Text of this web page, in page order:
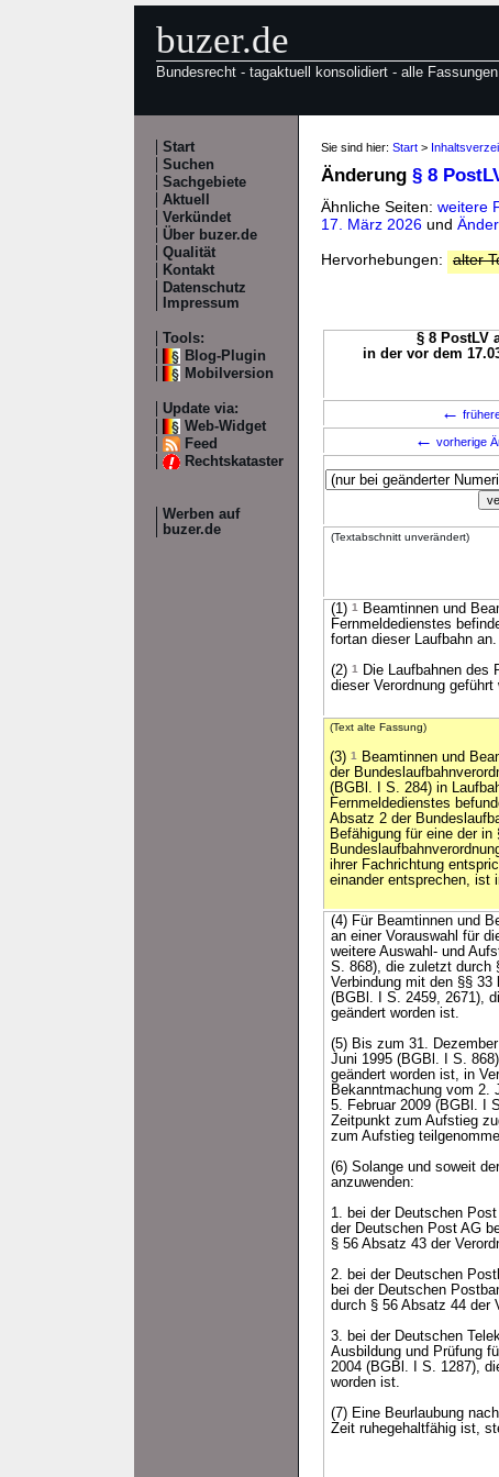
buzer.de
Bundesrecht - tagaktuell konsolidiert - alle
Start
Suchen
Sachgebiete
Aktuell
Verkündet
Über buzer.de
Qualität
Kontakt
Datenschutz
Impressum
Tools:
Blog-Plugin
Mobilversion
Update via:
Web-Widget
Feed
Rechtskataster
Werben auf
buzer.de
Sie sind hier: Start >
Änderung § 8
Ähnliche Seiten: weitere
17. März 2026 und
Hervorhebungen:
alter
§ 8 PostLV
in der vor dem
←
← vorherige
(Textabschnitt unverändert)
(1) 1
Beamtinnen und
Fernmeldedienstes
fortan dieser Laufbahn an.
(2) 1 Die Laufbahnen des
dieser Verordnung
(Text alte Fassung)
(3) 1
Beamtinnen und
der
(BGBl. I S. 284) in
Fernmeldedienstes
Absatz 2 der
Befähigung für eine der in
ihrer Fachrichtung
einander entsprechen, ist
(4) Für Beamtinnen und
an einer Vorauswahl für
weitere Auswahl- und
S. 868), die zuletzt durch
Verbindung mit den §§
(BGBl. I S. 2459, 2671),
geändert worden ist.
(5) Bis zum 31.
Juni 1995 (BGBl. I S.
geändert worden ist, in
Bekanntmachung vom 2.
5. Februar 2009 (BGBl. I
Zeitpunkt zum Aufstieg
zum Aufstieg
(6) Solange und soweit
anzuwenden:
1. bei der Deutschen
der Deutschen Post AG
§ 56 Absatz 43 der
2. bei der Deutschen
bei der Deutschen
durch § 56 Absatz 44 der
3. bei der Deutschen
Ausbildung und Prüfung
2004 (BGBl. I S. 1287),
worden ist.
(7) Eine Beurlaubung
Zeit ruhegehaltfähig ist,